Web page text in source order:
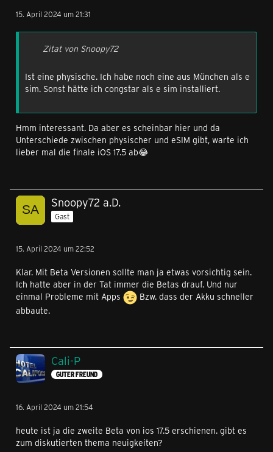
15. April 2024 um 21:31
Zitat von Snoopy72
Ist eine physische. Ich habe noch eine aus München als e
sim. Sonst hätte ich congstar als e sim installiert.
Hmm interessant. Da aber es scheinbar hier und da
Unterschiede zwischen physischer und eSIM gibt, warte ich
lieber mal die finale iOS 17.5 ab😂
Snoopy72 a.D.
Gast
15. April 2024 um 22:52
Klar. Mit Beta Versionen sollte man ja etwas vorsichtig sein.
Ich hatte aber in der Tat immer die Betas drauf. Und nur
einmal Probleme mit Apps
Bzw. dass der Akku schneller
abbaute.
Cali-P
GUTER FREUND
16. April 2024 um 21:54
heute ist ja die zweite Beta von ios 17.5 erschienen. gibt es
zum diskutierten thema neuigkeiten?